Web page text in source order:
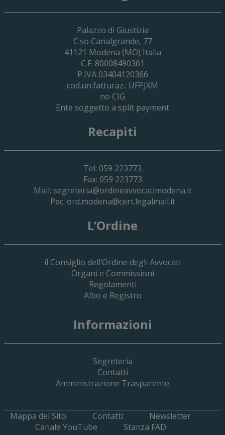
29 Giugno 2026
Cassa Forense – Elezioni Dei Delegati
2030
19 Giugno 2026
Palazzo di Giustizia
C.so Canalgrande, 77
41121 Modena (MO) Italia
C.F. 80008490361
P.IVA 03404120366
cod.un.fatturaz.: UFPJXM
no CIG
Ente soggetto a split payment
Recapiti
Tel: 059 223773
Fax: 059 223773
Mail: segreteria@ordineavvocatimodena.it
Pec: ord.modena@cert.legalmail.it
L’Ordine
il Consiglio dell’Ordine degli Avvocati
Organi e Commissioni
Regolamenti
Albo e Registro
Informazioni
Segreteria
Contatti
Amministrazione Trasparente
Mappa del Sito Contatti
Newsletter
Canale YouTube
Stanza FAD